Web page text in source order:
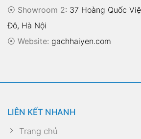
⦿ Showroom 2: 37 Hoàng Quốc
Đô, Hà Nội
⦿ Website: gachhaiyen.com
LIÊN KẾT NHANH
Trang chủ